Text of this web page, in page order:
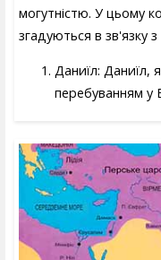
могутністю. У цьому
згадуються в зв'язку
Даниїл: Даниїл,
перебуванням у